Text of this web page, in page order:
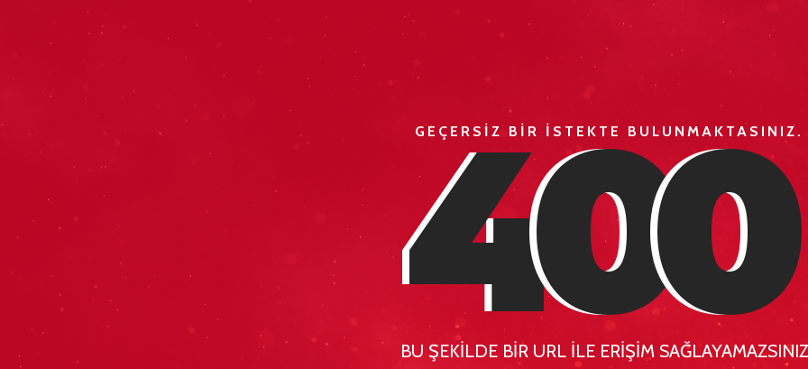
GEÇERSİZ BİR İSTEKTE BULUNMAKTASINIZ.
400
BU ŞEKİLDE BİR URL İLE ERİŞİM